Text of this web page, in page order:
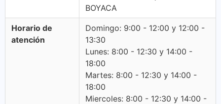
BOYACA
Horario de
atención
Domingo: 9:00 - 12:00 y 12:00 -
13:30
Lunes: 8:00 - 12:30 y 14:00 -
18:00
Martes: 8:00 - 12:30 y 14:00 -
18:00
Miercoles: 8:00 - 12:30 y 14:00 -